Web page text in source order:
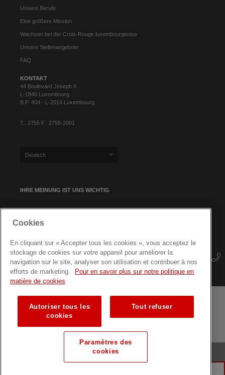
Unsere Berufe
Eine größere Mission
Wachsen bei der Croix-Rouge luxembourgeoise
Unsere Stellenangebote
FAQ
KONTAKT
44 Boulevard Joseph II
L-1840 Luxembourg
B.P. 404 - L-2014 Luxembourg
T.: 2755 F.: 2755-2001
Deutsch
IHRE MEINUNG IST UNS WICHTIG
NEWSLETTER-ANMELDUNG
Geschäftsbedingungen
Seitenübersicht
Fortbildungen für Fachkräfte
© Luxemburger Rotes Kreuz
Cookies
En cliquant sur « Accepter tous les cookies », vous acceptez le
stockage de cookies sur votre appareil pour améliorer la
navigation sur le site, analyser son utilisation et contribuer à nos
efforts de marketing.
Pour en savoir plus sur notre politique en
matière de cookies
Autoriser tous les
cookies
Tout refuser
Paramètres des
cookies